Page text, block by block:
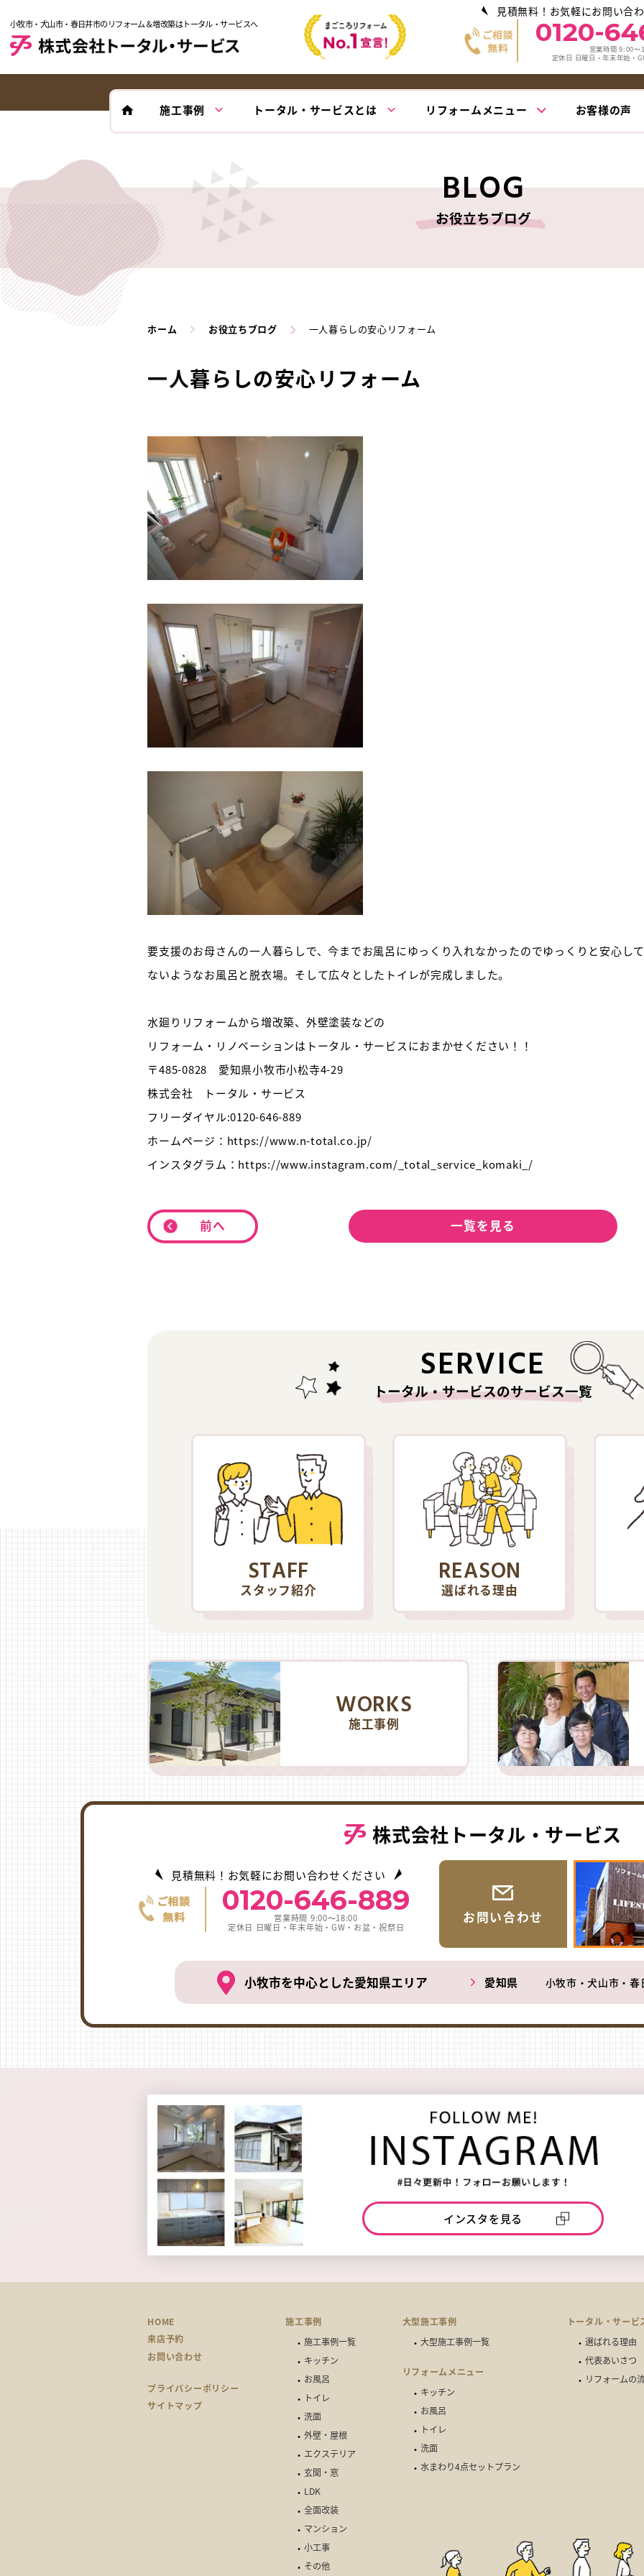
小牧市・犬山市・春日井市のリフォーム＆増改築はトータル・サービスへ
見積無料！お気軽にお問い合
0120-
営業時間 9:00〜
定休日 日曜日・年末年始・
施工事例 トータル・サービスとは リフォームメニュー お客様の声
BLOG
お役立ちブログ
ホーム お役立ちブログ 一人暮らしの安心リフォーム
一人暮らしの安心リフォーム
要支援のお母さんの一人暮らしで、今までお風呂にゆっくり入れなかったのでゆっくりと安心し
ないようなお風呂と脱衣場。そして広々としたトイレが完成しました。
水廻りリフォームから増改築、外壁塗装などの
リフォーム・リノベーションはトータル・サービスにおまかせください！！
〒485-0828 愛知県小牧市小松寺4-29
株式会社 トータル・サービス
フリーダイヤル:0120-646-889
ホームページ：https://www.n-total.co.jp/
インスタグラム：https://www.instagram.com/_total_service_komaki_/
前へ 一覧を見る
SERVICE
トータル・サービスのサービス一覧
STAFF
スタッフ紹介
REASON
選ばれる理由
WORKS
施工事例
株式会社トータル・サービス
見積無料！お気軽にお問い合わせください
0120-646-889
営業時間 9:00〜18:00
定休日 日曜日・年末年始・GW・お盆・祝祭日
お問い合わせ
小牧市を中心とした愛知県エリア 愛知県 小牧市・犬山市・
インスタを見る
HOME
来店予約
お問い合わせ
プライバシーポリシー
サイトマップ
施工事例
施工事例一覧
キッチン
お風呂
トイレ
洗面
外壁・屋根
エクステリア
玄関・窓
LDK
全面改装
マンション
小工事
その他
大型施工事例
大型施工事例一覧
リフォームメニュー
キッチン
お風呂
トイレ
洗面
水まわり4点セットプラン
トータル・サービ
選ばれる理由
代表あいさつ
リフォームの